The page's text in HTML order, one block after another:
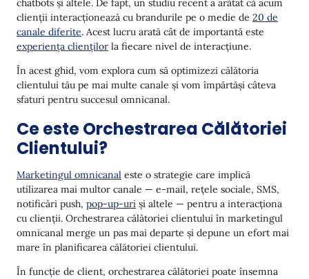
Cresterea Veniturilor
Reducerea Tranzacției
Decizii mai bune bazate pe date
Eficiență Îmbunătățită
Parcursului Clientului?
Platforme de Date pentru Clienți
Soluții pentru Vizualizarea Unică a Clientului
Instrumente de Angajare a Clienților
Instrumente de Automatizare a Marketingului
Cum să Implementați Orchestrarea Călătoriei
Clienților: 6 Pași Esențiali
chatbots și altele. De fapt, un studiu recent a arătat că acum
clienții interacționează cu brandurile pe o medie de 20 de
canale diferite. Acest lucru arată cât de importantă este
experiența clienților la fiecare nivel de interacțiune.
În acest ghid, vom explora cum să optimizezi călătoria
clientului tău pe mai multe canale și vom împărtăși câteva
sfaturi pentru succesul omnicanal.
Ce este Orchestrarea Călătoriei
Clientului?
Marketingul omnicanal este o strategie care implică
utilizarea mai multor canale — e-mail, rețele sociale, SMS,
notificări push, pop-up-uri și altele — pentru a interacționa
cu clienții. Orchestrarea călătoriei clientului în marketingul
omnicanal merge un pas mai departe și depune un efort mai
mare în planificarea călătoriei clientului.
În funcție de client, orchestrarea călătoriei poate însemna